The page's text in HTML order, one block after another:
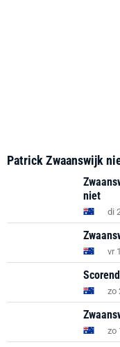
Patrick Zwaanswijk
niet
di
vr
zo
zo